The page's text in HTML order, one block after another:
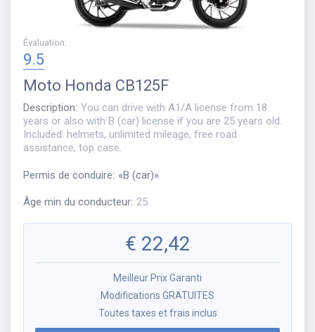
Évaluation:
9.5
Moto Honda CB125F
Description: You can drive with A1/A license from 18
years or also with B (car) license if you are 25 years old.
Included: helmets, unlimited mileage, free road
assistance, top case.
Permis de conduire: «B (car)»
Âge min du conducteur: 25
€ 22,42
Meilleur Prix Garanti
Modifications GRATUITES
Toutes taxes et frais inclus